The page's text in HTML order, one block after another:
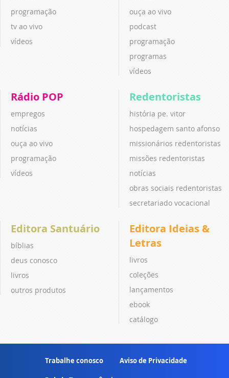
programação
tv ao vivo
vídeos
ouça ao vivo
podcast
programação
programas
vídeos
Rádio POP
empregos
notícias
ouça ao vivo
programação
vídeos
Redentoristas
história pe. vitor
hospedagem santo afonso
missionários redentoristas
missões redentoristas
notícias
obras sociais redentoristas
secretariado vocacional
Editora Santuário
bíblias
deus conosco
livros
outros produtos
Editora Ideias &
Letras
livros
coleções
lançamentos
ebook
catálogo
Trabalhe conosco Aviso de Privacidade